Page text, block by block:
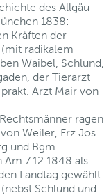
des Allgäu
1838:
Kräften der
radikalem
Waibel, Schlund,
der Tierarzt
Arzt Mair von
ragen
Weiler, Frz.Jos.
und Bgm.
7.12.1848 als
Landtag gewählt
Schlund und